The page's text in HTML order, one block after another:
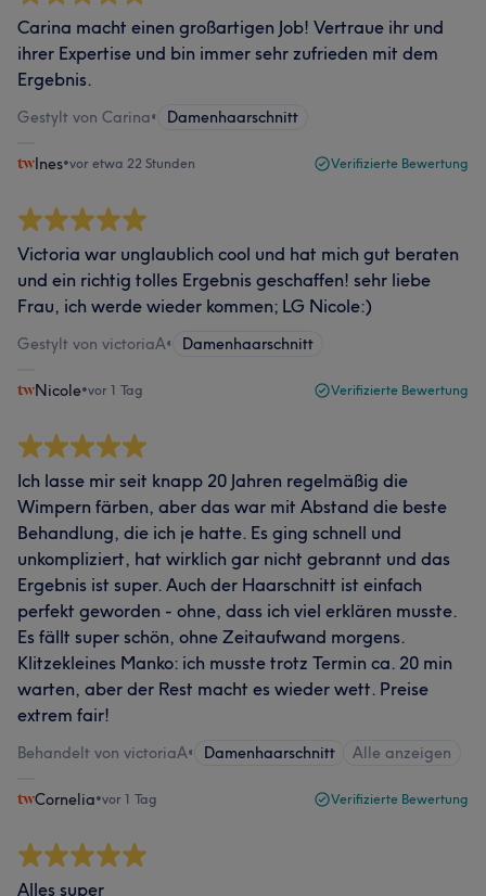
Carina macht einen großartigen Job! Vertraue ihr und
ihrer Expertise und bin immer sehr zufrieden mit dem
Ergebnis.
Gestylt von Carina• Damenhaarschnitt
Ines•vor etwa 22 Stunden Verifizierte Bewertung
Victoria war unglaublich cool und hat mich gut beraten
und ein richtig tolles Ergebnis geschaffen! sehr liebe
Frau, ich werde wieder kommen; LG Nicole:)
Gestylt von victoriaA• Damenhaarschnitt
Nicole•vor 1 Tag Verifizierte Bewertung
Ich lasse mir seit knapp 20 Jahren regelmäßig die
Wimpern färben, aber das war mit Abstand die beste
Behandlung, die ich je hatte. Es ging schnell und
unkompliziert, hat wirklich gar nicht gebrannt und das
Ergebnis ist super. Auch der Haarschnitt ist einfach
perfekt geworden - ohne, dass ich viel erklären musste.
Es fällt super schön, ohne Zeitaufwand morgens.
Klitzekleines Manko: ich musste trotz Termin ca. 20 min
warten, aber der Rest macht es wieder wett. Preise
extrem fair!
Behandelt von victoriaA• Damenhaarschnitt Alle anzeigen
Cornelia•vor 1 Tag Verifizierte Bewertung
Alles super